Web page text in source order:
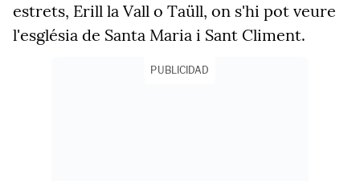
estrets, Erill la Vall o Taüll, on s'hi pot veure
l'església de Santa Maria i Sant Climent.
PUBLICIDAD